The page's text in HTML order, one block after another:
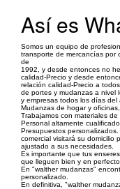
Así es
Somos un equipo de
transporte de mercancías por
de
1992, y desde entonces no
calidad-Precio y desde
relación calidad-Precio a
de portes y mudanzas a nivel
y empresas todos los días del
Mudanzas de hogar y
Trabajamos con materiales
Personal altamente
Presupuestos
comercial visitará su domicilio
ajustado a sus necesidades.
Es importante que tus
que lleguen bien y en
En "walther mudanzas"
personalizado.
En definitiva, "walther